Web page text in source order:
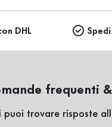
DHL
frequenti
puoi trovare risposte